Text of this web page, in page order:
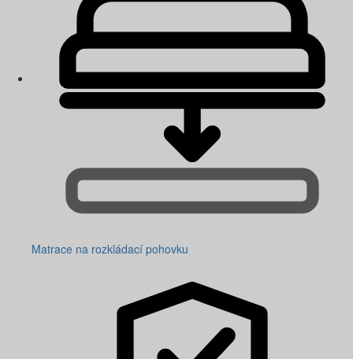
Matrace na rozkládací pohovku